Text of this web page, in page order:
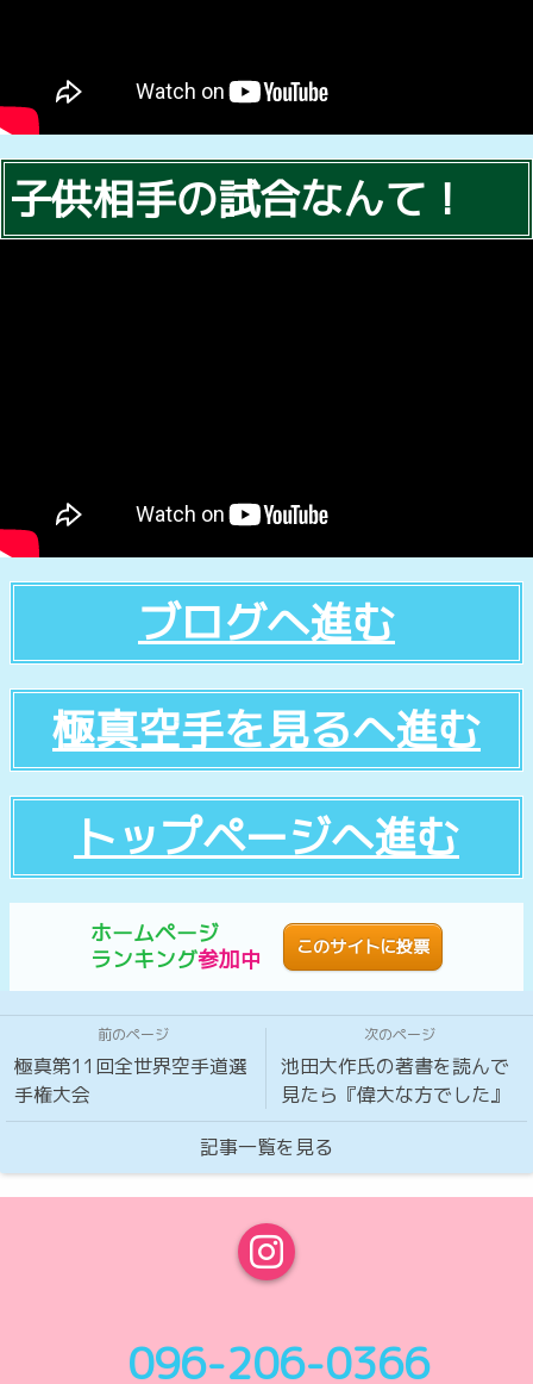
子供相手の試合なんて！
ブログへ進む
極真空手を見るへ進む
トップページへ進む
ホームページ
ランキング参加中 このサイトに投票
前のページ
極真第11回全世界空手道選
手権大会
次のページ
池田大作氏の著書を読んで
見たら『偉大な方でした』
記事一覧を見る
096-206-0366